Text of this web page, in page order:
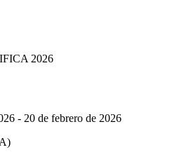
2026
- 20 de febrero de 2026